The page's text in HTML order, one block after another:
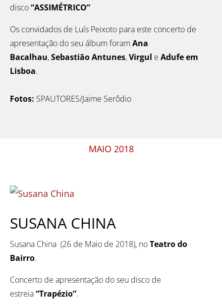
disco“ASSIMÉTRICO”
Os convidados de Luís Peixoto para este concerto de
apresentação do seu álbum foram Ana
Bacalhau,Sebastião Antunes,Virgul e Adufe em
Lisboa.
Fotos: SPAUTORES/Jaime Serôdio
MAIO 2018
SUSANA CHINA
Susana China (26 de Maio de 2018), noTeatro do
Bairro.
Concerto de apresentação do seu disco de
estreia“Trapézio”.